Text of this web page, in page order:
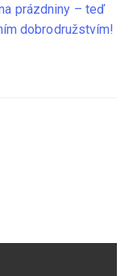
prázdniny – teď
dobrodružstvím!